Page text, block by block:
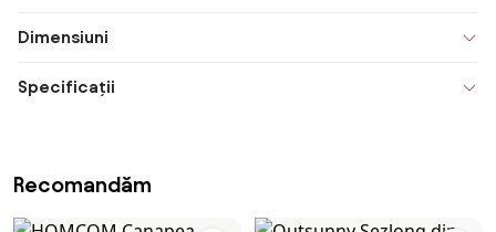
Dimensiuni
Specificații
Recomandăm